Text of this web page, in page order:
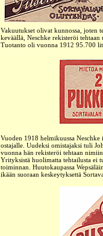
Vakuutukset olivat kunnossa, joten
keväällä, Neschke rekisteröi tehtaan
Tuotanto oli vuonna 1912 95.700
Vuoden 1918 helmikuussa
ostajalle. Uudeksi omistajaksi tuli
vuonna hän rekisteröi tehtaan
Yrityksistä huolimatta tehtailusta ei
toiminnan. Huutokaupassa
ikään suoraan keskeytyksettä